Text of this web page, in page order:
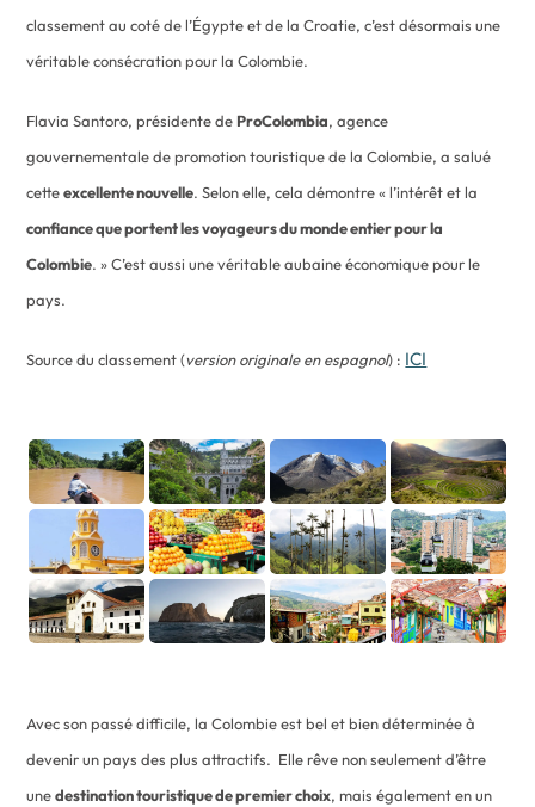
classement au coté de l’Égypte et de la Croatie, c’est désormais une
véritable consécration pour la Colombie.
Flavia Santoro, présidente de ProColombia, agence
gouvernementale de promotion touristique de la Colombie, a salué
cetteexcellente nouvelle. Selon elle, cela démontre « l’intérêt et la
confiance que portent les voyageurs du monde entier pour la
Colombie. » C’est aussi une véritable aubaine économique pour le
pays.
Source du classement (version originale en espagnol) : ICI
Avec son passé difficile, la Colombie est bel et bien déterminée à
devenir un pays des plus attractifs. Elle rêve non seulement d’être
unedestination touristique de premier choix, mais également en un